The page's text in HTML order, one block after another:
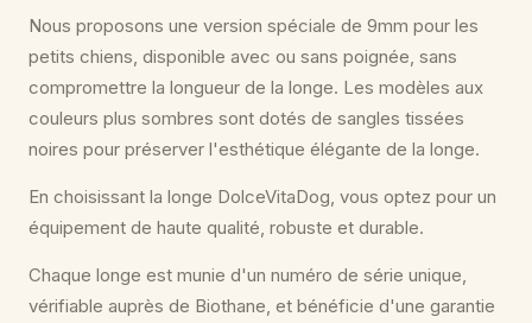
Nous proposons une version spéciale de 9mm pour les
petits chiens, disponible avec ou sans poignée, sans
compromettre la longueur de la longe. Les modèles aux
couleurs plus sombres sont dotés de sangles tissées
noires pour préserver l'esthétique élégante de la longe.
En choisissant la longe DolceVitaDog, vous optez pour un
équipement de haute qualité, robuste et durable.
Chaque longe est munie d'un numéro de série unique,
vérifiable auprès de Biothane, et bénéficie d'une garantie